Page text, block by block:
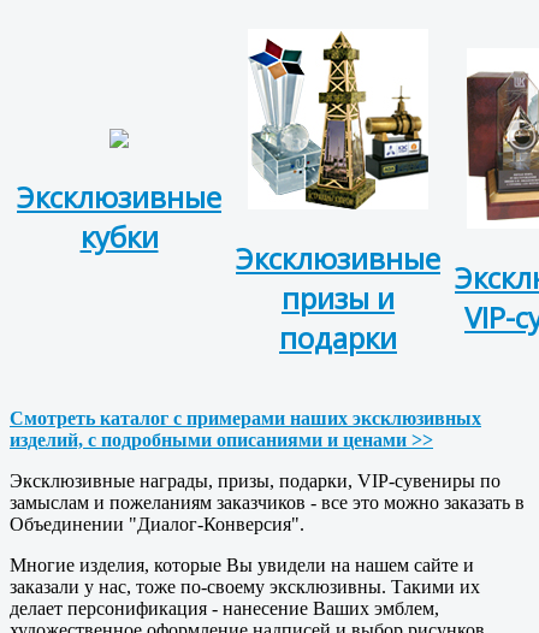
Эксклюзивные
кубки
Эксклюзивные
призы и
подарки
VIP-
Смотреть каталог с примерами наших эксклюзивных
изделий, с подробными описаниями и ценами >>
Эксклюзивные награды, призы, подарки, VIP-сувениры по
замыслам и пожеланиям заказчиков - все это можно заказать в
Объединении "Диалог-Конверсия".
Многие изделия, которые Вы увидели на нашем сайте и
заказали у нас, тоже по-своему эксклюзивны. Такими их
делает персонификация - нанесение Ваших эмблем,